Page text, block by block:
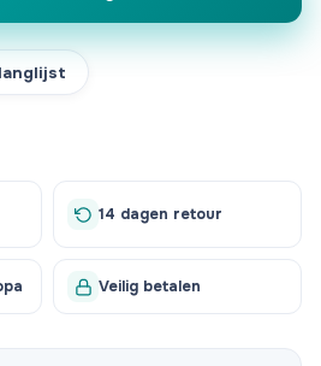
14 dagen retour
Veilig betalen